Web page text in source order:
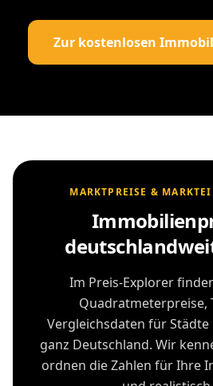
Zur kostenlosen
MARKTPREISE &
Im Preis-Explorer
Quadratmeterpreise,
Vergleichsdaten für Städte
ganz Deutschland. Wir
ordnen die Zahlen für Ihre